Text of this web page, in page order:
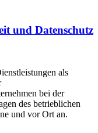
und Datenschutz
als
bei der
des betrieblichen
und vor Ort an.